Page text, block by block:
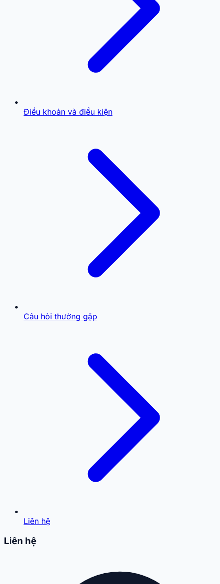
Điều khoản và điều kiện
Câu hỏi thường gặp
Liên hệ
Liên hệ